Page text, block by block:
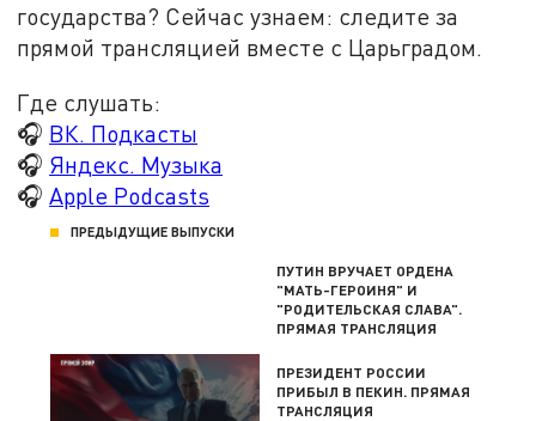
государства? Сейчас узнаем: следите за
прямой трансляцией вместе с Царьградом.
Где слушать:
🎧 ВК. Подкасты
🎧 Яндекс. Музыка
🎧 Apple Podcasts
ПРЕДЫДУЩИЕ ВЫПУСКИ
ПУТИН ВРУЧАЕТ ОРДЕНА
"МАТЬ-ГЕРОИНЯ" И
"РОДИТЕЛЬСКАЯ СЛАВА".
ПРЯМАЯ ТРАНСЛЯЦИЯ
ПРЕЗИДЕНТ РОССИИ
ПРИБЫЛ В ПЕКИН. ПРЯМАЯ
ТРАНСЛЯЦИЯ